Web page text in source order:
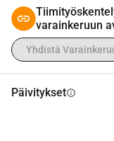
varainkeruun
Yhdistä
Päivityksetinfo